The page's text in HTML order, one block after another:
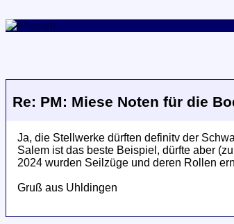
Re: PM: Miese Noten für die
Ja, die Stellwerke dürften definitv der
Salem ist das beste Beispiel, dürfte aber
2024 wurden Seilzüge und deren Rollen
Gruß aus Uhldingen